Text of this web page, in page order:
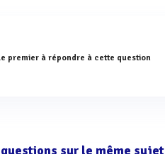
premier à répondre à cette question
sur le même sujet